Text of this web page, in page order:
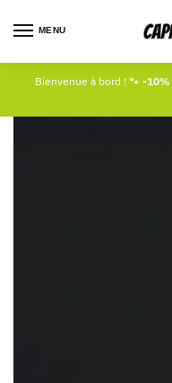
MENU
Bienvenue à bord ! 🐾 -10%